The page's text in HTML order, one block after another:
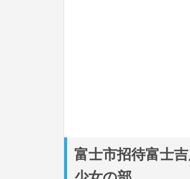
富士市招待富士